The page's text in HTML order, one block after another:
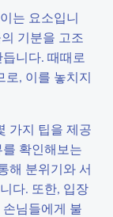
는 요소입니
기분을 고조
니다. 때때로
로, 이를 놓치지
가지 팁을 제공
확인해보는
해 분위기와 서
다. 또한, 입장
님들에게 불